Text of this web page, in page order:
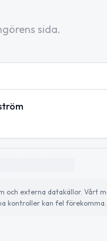
sida.
externa datakällor. Vårt
kontroller kan fel förekomma.